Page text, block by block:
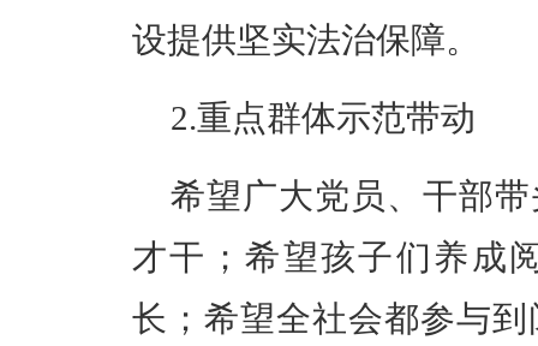
设提供坚实法治保障。
2.重点群体示范带动
希望广大党员、干部
才干 ；希望孩子们养成
长；希望全社会都参与